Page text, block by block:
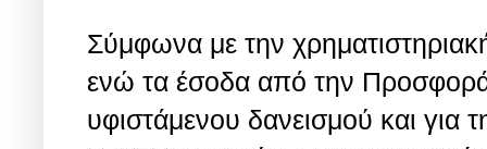
Σύμφωνα με την
ενώ τα έσοδα από την
υφιστάμενου δανεισμού και